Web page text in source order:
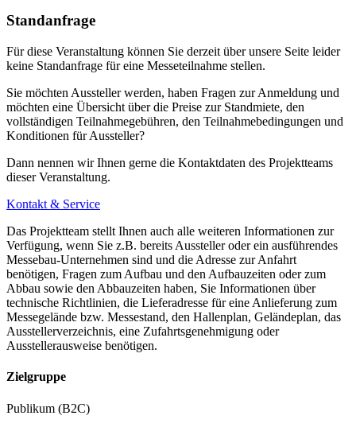
Standanfrage
Für diese Veranstaltung können Sie derzeit über unsere Seite leider
keine Standanfrage für eine Messeteilnahme stellen.
Sie möchten Aussteller werden, haben Fragen zur Anmeldung und
möchten eine Übersicht über die Preise zur Standmiete, den
vollständigen Teilnahmegebühren, den Teilnahmebedingungen und
Konditionen für Aussteller?
Dann nennen wir Ihnen gerne die Kontaktdaten des Projektteams
dieser Veranstaltung.
Kontakt & Service
Das Projektteam stellt Ihnen auch alle weiteren Informationen zur
Verfügung, wenn Sie z.B. bereits Aussteller oder ein ausführendes
Messebau-Unternehmen sind und die Adresse zur Anfahrt
benötigen, Fragen zum Aufbau und den Aufbauzeiten oder zum
Abbau sowie den Abbauzeiten haben, Sie Informationen über
technische Richtlinien, die Lieferadresse für eine Anlieferung zum
Messegelände bzw. Messestand, den Hallenplan, Geländeplan, das
Ausstellerverzeichnis, eine Zufahrtsgenehmigung oder
Ausstellerausweise benötigen.
Zielgruppe
Publikum (B2C)